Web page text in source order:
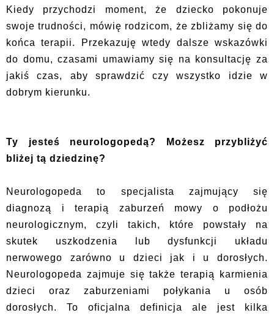
Kiedy przychodzi moment, że dziecko pokonuje
swoje trudności, mówię rodzicom, że zbliżamy się do
końca terapii. Przekazuję wtedy dalsze wskazówki
do domu, czasami umawiamy się na konsultację za
jakiś czas, aby sprawdzić czy wszystko idzie w
dobrym kierunku.
Ty jesteś neurologopedą? Możesz przybliżyć
bliżej tą dziedzinę?
Neurologopeda to specjalista zajmujący się
diagnozą i terapią zaburzeń mowy o podłożu
neurologicznym, czyli takich, które powstały na
skutek uszkodzenia lub dysfunkcji układu
nerwowego zarówno u dzieci jak i u dorosłych.
Neurologopeda zajmuje się także terapią karmienia
dzieci oraz zaburzeniami połykania u osób
dorosłych. To oficjalna definicja ale jest kilka